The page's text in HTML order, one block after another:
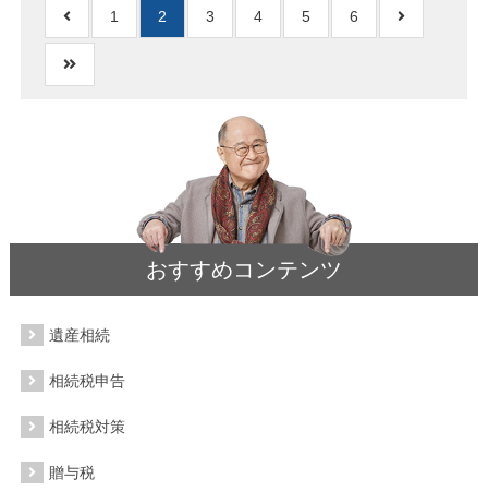
1 2 3 4 5 6
おすすめコンテンツ
遺産相続
相続税申告
相続税対策
贈与税